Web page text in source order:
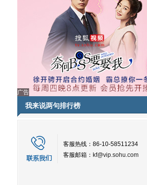
广告
我来说两句排行榜
客服热线：86-10-58511234
客服邮箱： kf@vip.sohu.com